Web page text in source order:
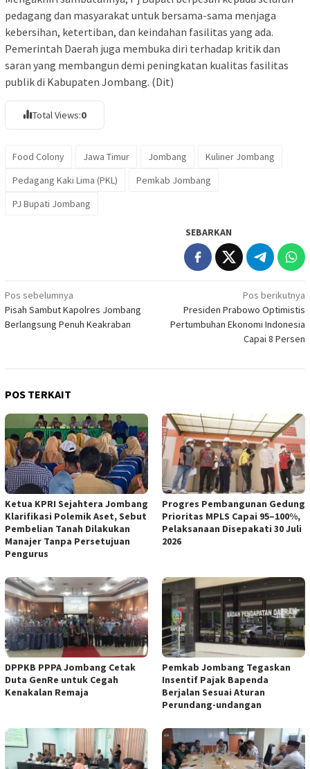
pedagang dan masyarakat untuk bersama-sama menjaga
kebersihan, ketertiban, dan keindahan fasilitas yang ada.
Pemerintah Daerah juga membuka diri terhadap kritik dan
saran yang membangun demi peningkatan kualitas fasilitas
publik di Kabupaten Jombang. (Dit)
Total Views:0
Food Colony Jawa Timur Jombang
Kuliner Jombang
Pedagang Kaki Lima (PKL)
Pemkab Jombang
PJ Bupati Jombang
SEBARKAN
Navigasi
pos
Pos sebelumnya
Pisah Sambut Kapolres Jombang
Berlangsung Penuh Keakraban
Pos berikutnya
Presiden Prabowo Optimistis
Pertumbuhan Ekonomi Indonesia
Capai 8 Persen
POS TERKAIT
Ketua KPRI Sejahtera Jombang
Klarifikasi Polemik Aset, Sebut
Pembelian Tanah Dilakukan
Manajer Tanpa Persetujuan
Pengurus
Progres Pembangunan Gedung
Prioritas MPLS Capai 95–100%,
Pelaksanaan Disepakati 30 Juli
2026
DPPKB PPPA Jombang Cetak
Duta GenRe untuk Cegah
Kenakalan Remaja
Pemkab Jombang Tegaskan
Insentif Pajak Bapenda
Berjalan Sesuai Aturan
Perundang-undangan